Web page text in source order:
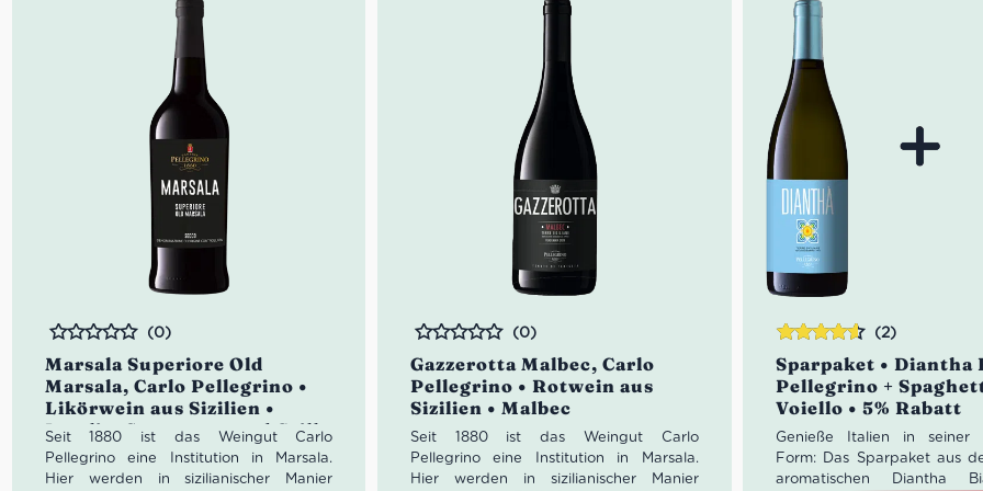
Idealer Versandkarton: 21 Flaschen
Marsala Superiore Old
Marsala, Carlo Pellegrino •
Likörwein aus Sizilien •
Inzolia, Catarratto und Grillo
Bewertet
(0)
Seit 1880 ist das Weingut Carlo
Pellegrino eine Institution in Marsala.
Hier werden in sizilianischer Manier
Gazzerotta Malbec, Carlo
Pellegrino • Rotwein aus
Sizilien • Malbec
Bewertet
(0)
Seit 1880 ist das Weingut Carlo
Pellegrino eine Institution in Marsala.
Hier werden in sizilianischer Manier
Sparpaket • Diantha
Pellegrino +
Voiello • 5% Rabatt
(2)
Genieße Italien in seiner
Form: Das Sparpaket aus
aromatischen Diantha
Bewertet
mit4.50
von 5